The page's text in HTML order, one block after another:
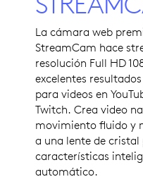
La cámara web
StreamCam hace
resolución Full HD
excelentes
para videos en
Twitch. Crea video
movimiento fluido y
a una lente de
características
automático.